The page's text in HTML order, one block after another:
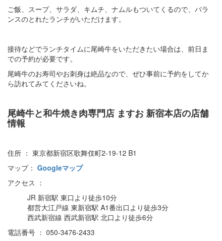
ご飯、スープ、サラダ、キムチ、ナムルもついてくるので、バラ
ンスのとれたランチがいただけます。
接待などでランチタイムに尾崎牛をいただきたい場合は、前日ま
での予約が必要です。
尾崎牛のお寿司やお刺身は絶品なので、ぜひ事前に予約をしてか
ら訪れてみてくださいね。
尾崎牛と和牛焼き肉専門店 ますお 新宿本店の店舗
情報
住所 ： 東京都新宿区歌舞伎町2-19-12 B1
マップ： Googleマップ
アクセス ：
JR 新宿駅 東口より徒歩10分
都営大江戸線 東新宿駅 A1番出口より徒歩3分
西武新宿線 西武新宿駅 北口より徒歩6分
電話番号 ： 050-3476-2433